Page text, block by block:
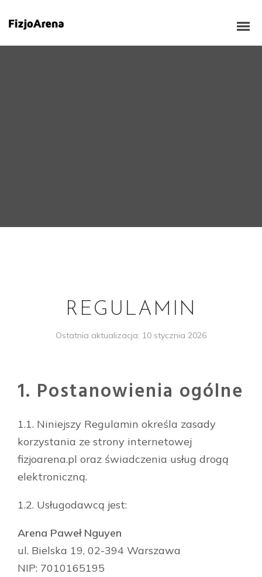
REGULAMIN
Ostatnia aktualizacja: 10 stycznia 2026
1. Postanowienia ogólne
1.1. Niniejszy Regulamin określa zasady
korzystania ze strony internetowej
fizjoarena.pl oraz świadczenia usług drogą
elektroniczną.
1.2. Usługodawcą jest:
Arena Paweł Nguyen
ul. Bielska 19, 02-394 Warszawa
NIP: 7010165195